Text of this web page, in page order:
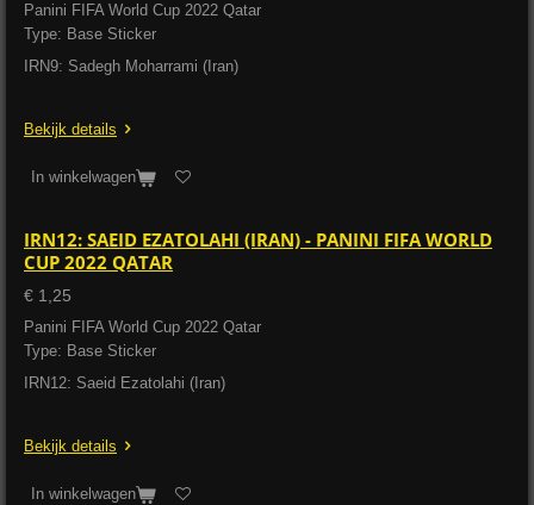
Panini FIFA World Cup 2022 Qatar
Type: Base Sticker
IRN9: Sadegh Moharrami (Iran)
Bekijk details
In winkelwagen
IRN12: SAEID EZATOLAHI (IRAN) - PANINI FIFA WORLD
CUP 2022 QATAR
€ 1,25
Panini FIFA World Cup 2022 Qatar
Type: Base Sticker
IRN12: Saeid Ezatolahi (Iran)
Bekijk details
In winkelwagen